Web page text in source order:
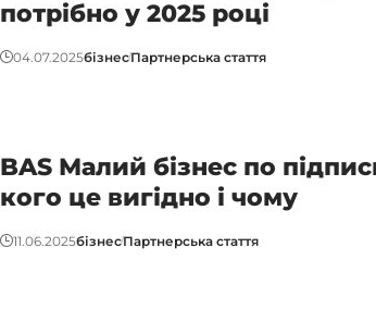
потрібно у 2025 році
04.07.2025бізнесПартнерська стаття
BAS Малий бізнес по
кого це вигідно і чому
11.06.2025бізнесПартнерська стаття